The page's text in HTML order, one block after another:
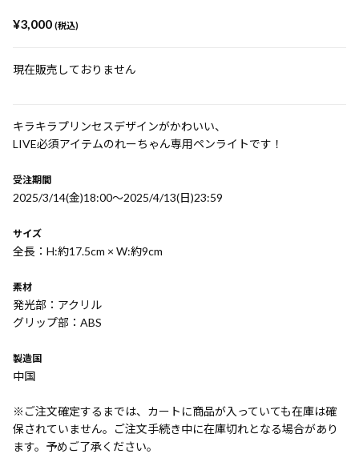
¥3,000 (税込)
現在販売しておりません
キラキラプリンセスデザインがかわいい、
LIVE必須アイテムのれーちゃん専用ペンライトです！
受注期間
2025/3/14(金)18:00〜2025/4/13(日)23:59
サイズ
全長：H:約17.5cm × W:約9cm
素材
発光部：アクリル
グリップ部：ABS
製造国
中国
※ご注文確定するまでは、カートに商品が入っていても在庫は確
保されていません。ご注文手続き中に在庫切れとなる場合があり
ます。予めご了承ください。